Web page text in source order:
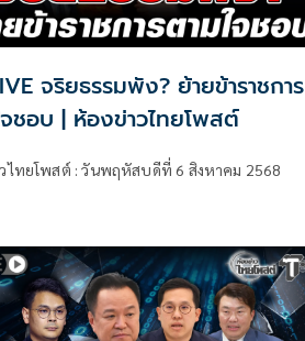
จริยธรรมพัง? ย้ายข้าราชการ
ชอบ | ห้องข่าวไทยโพสต์
ไทยโพสต์ : วันพฤหัสบดีที่ 6 สิงหาคม 2568